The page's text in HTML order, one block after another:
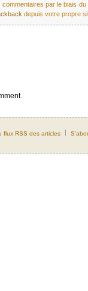
commentaires par le biais
depuis votre propre
flux RSS des articles